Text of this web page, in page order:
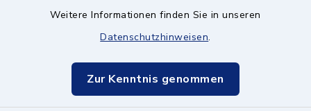
Weitere Informationen finden Sie in unseren
Datenschutzhinweisen.
Zur Kenntnis genommen
Sitemap
Cookie-Einstellungen